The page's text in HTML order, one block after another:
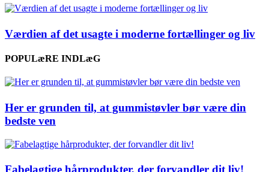
Værdien af det usagte i moderne fortællinger og liv
POPULæRE INDLæG
Her er grunden til, at gummistøvler bør være din
bedste ven